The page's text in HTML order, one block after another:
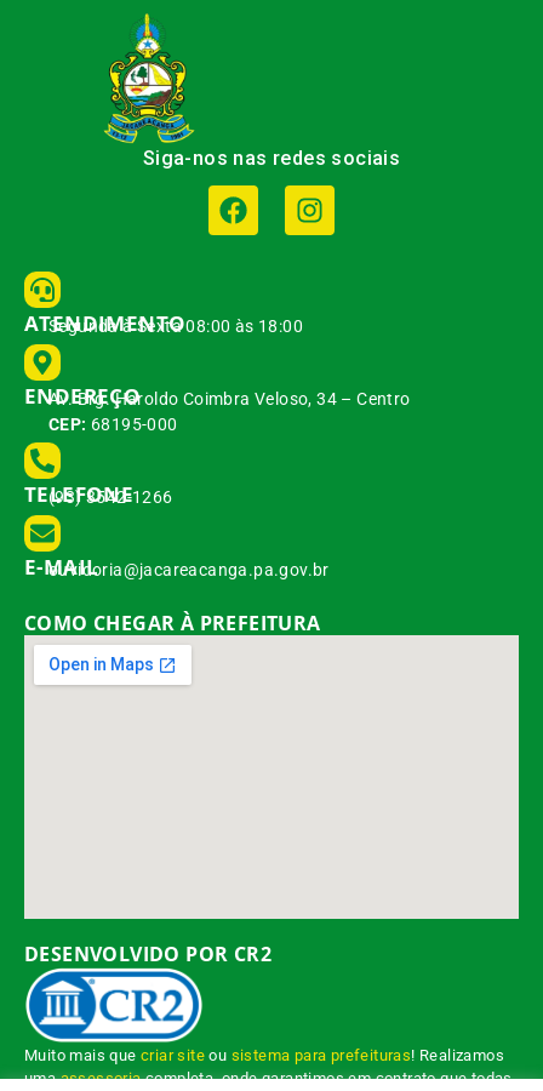
Siga-nos nas redes sociais
ATENDIMENTO
Segunda à Sexta 08:00 às 18:00
ENDEREÇO
Av. Brg. Haroldo Coimbra Veloso, 34 – Centro
CEP: 68195-000
TELEFONE
(93) 3542-1266
E-MAIL
ouvidoria@jacareacanga.pa.gov.br
COMO CHEGAR À PREFEITURA
DESENVOLVIDO POR CR2
Muito mais quecriar site ou sistema para prefeituras! Realizamos
umaassessoriacompleta, onde garantimos em contrato que todas